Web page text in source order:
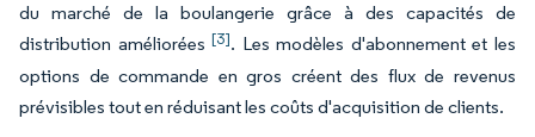
du marché de la boulangerie grâce à des capacités de
distribution améliorées[3]. Les modèles d'abonnement et les
options de commande en gros créent des flux de revenus
prévisibles tout en réduisant les coûts d'acquisition de clients.